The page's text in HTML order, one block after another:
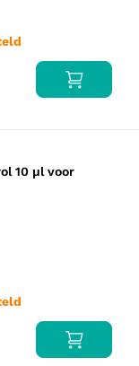
10 µl voor